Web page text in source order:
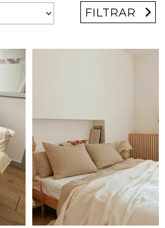
FILTRAR